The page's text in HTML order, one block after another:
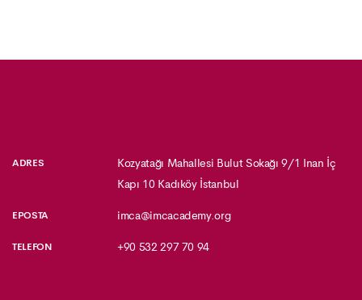
ADRES
Kozyatağı Mahallesi Bulut Sokağı 9/1 Inan İç
Kapı 10 Kadıköy İstanbul
EPOSTA imca@imcacademy.org
TELEFON +90 532 297 70 94